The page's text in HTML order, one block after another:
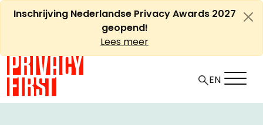
Ga
naarInschrijving Nederlandse Privacy Awards 2027
geopend!
Lees meer
EN